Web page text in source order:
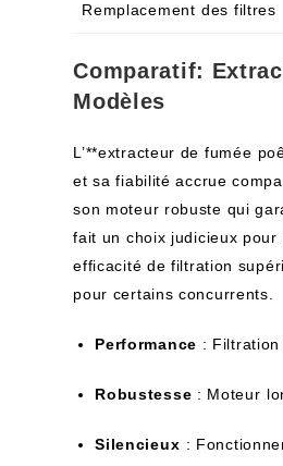
Remplacement ⁣des filtres
Comparatif:
Modèles
L’**extracteur de fumée⁣
et sa fiabilité ‍accrue
son moteur robuste qui
fait‍ un choix judicieux
efficacité de filtration
pour certains concurrents.
Performance :
Robustesse : Moteur⁢
Silencieux ⁢: